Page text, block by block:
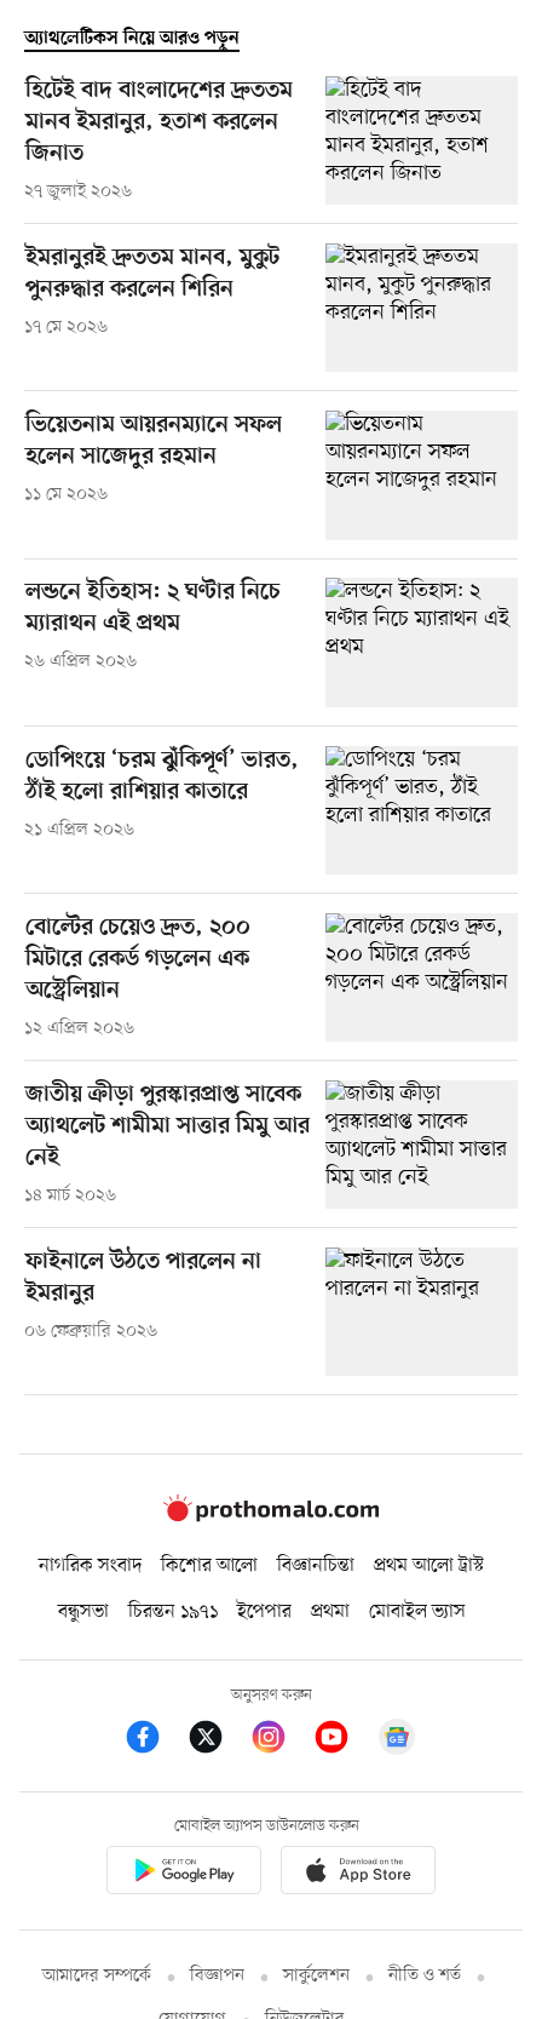
অ্যাথলেটিকস নিয়ে আরও পড়ুন
হিটেই বাদ বাংলাদেশের দ্রুততম
মানব ইমরানুর, হতাশ করলেন
জিনাত
২৭ জুলাই ২০২৬
ইমরানুরই দ্রুততম মানব, মুকুট
পুনরুদ্ধার করলেন শিরিন
১৭ মে ২০২৬
ভিয়েতনাম আয়রনম্যানে সফল
হলেন সাজেদুর রহমান
১১ মে ২০২৬
লন্ডনে ইতিহাস: ২ ঘণ্টার নিচে
ম্যারাথন এই প্রথম
২৬ এপ্রিল ২০২৬
ডোপিংয়ে ‘চরম ঝুঁকিপূর্ণ’ ভারত,
ঠাঁই হলো রাশিয়ার কাতারে
২১ এপ্রিল ২০২৬
বোল্টের চেয়েও দ্রুত, ২০০
মিটারে রেকর্ড গড়লেন এক
অস্ট্রেলিয়ান
১২ এপ্রিল ২০২৬
জাতীয় ক্রীড়া পুরস্কারপ্রাপ্ত সাবেক
অ্যাথলেট শামীমা সাত্তার মিমু আর
নেই
১৪ মার্চ ২০২৬
ফাইনালে উঠতে পারলেন না
ইমরানুর
০৬ ফেব্রুয়ারি ২০২৬
নাগরিক সংবাদ কিশোর আলো বিজ্ঞানচিন্তা
প্রথম আলো ট্রাস্ট
বন্ধুসভা
চিরন্তন ১৯৭১ ইপেপার প্রথমা মোবাইল ভ্যাস
অনুসরণ করুন
মোবাইল অ্যাপস ডাউনলোড করুন
আমাদের সম্পর্কে বিজ্ঞাপন সার্কুলেশন
নীতি ও শর্ত